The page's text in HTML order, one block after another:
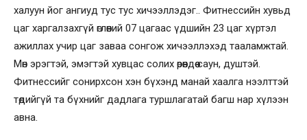
халуун йог ангиуд тус тус хичээллэдэг.. Фитнессийн хувьд
цаг харгалзахгүй өглөөний 07 цагаас үдшийн 23 цаг хүртэл
ажиллах учир цаг заваа сонгож хичээллэхэд тааламжтай.
Мөн эрэгтэй, эмэгтэй хувцас солих өрөөндөө саун, душтэй.
Фитнессийг сонирхсон хэн бүхэнд манай хаалга нээлттэй
төдийгүй та бүхнийг дадлага туршлагатай багш нар хүлээн
авна.